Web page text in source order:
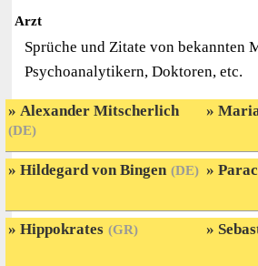
Arzt
Sprüche und Zitate von bekannten
Psychoanalytikern, Doktoren, etc.
Alexander Mitscherlich
(DE)
Hildegard von Bingen (DE)
Hippokrates (GR)